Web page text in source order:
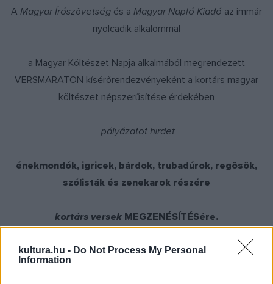
kultura.hu - Do Not Process My Personal
Information
A Magyar Írószövetség és a Magyar Napló Kiadó az immár
nyolcadik alkalommal
a Magyar Költészet Napja alkalmából megrendezett
VERSMARATON kísérőrendezvényeként a kortárs magyar
költészet népszerűsítése érdekében
pályázatot hirdet
énekmondók, igricek, bárdok, trubadúrok, regösök,
szólisták és zenekarok részére
kortárs versek MEGZENÉSÍTÉSére.
A pályázat díjai: (I.-III. díj) 300.000 Ft, 150.000 Ft,